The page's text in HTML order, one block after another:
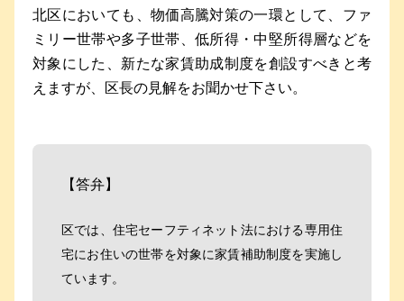
北区においても、物価高騰対策の一環として、ファ
ミリー世帯や多子世帯、低所得・中堅所得層などを
対象にした、新たな家賃助成制度を創設すべきと考
えますが、区長の見解をお聞かせ下さい。
【答弁】
区では、住宅セーフティネット法における専用住
宅にお住いの世帯を対象に家賃補助制度を実施し
ています。